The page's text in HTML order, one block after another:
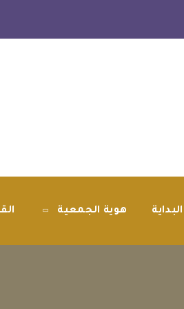
هوية الجمعية